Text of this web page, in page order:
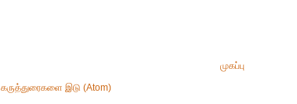
முகப்பு
கருத்துரைகளை இடு (Atom)